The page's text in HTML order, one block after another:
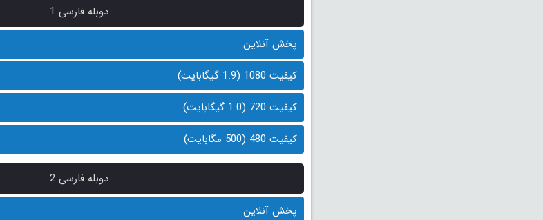
دوبله فارسی 1
پخش آنلاین
کیفیت 1080 (1.9 گیگابایت)
کیفیت 720 (1.0 گیگابایت)
کیفیت 480 (500 مگابایت)
دوبله فارسی 2
پخش آنلاین